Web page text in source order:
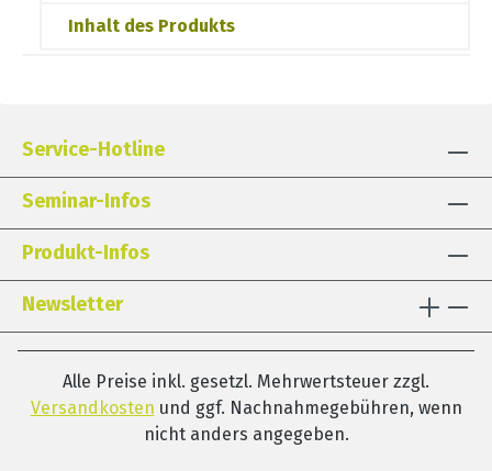
Inhalt des Produkts
Service-Hotline
Seminar-Infos
Produkt-Infos
Newsletter
Alle Preise inkl. gesetzl. Mehrwertsteuer zzgl.
Versandkosten und ggf. Nachnahmegebühren, wenn
nicht anders angegeben.